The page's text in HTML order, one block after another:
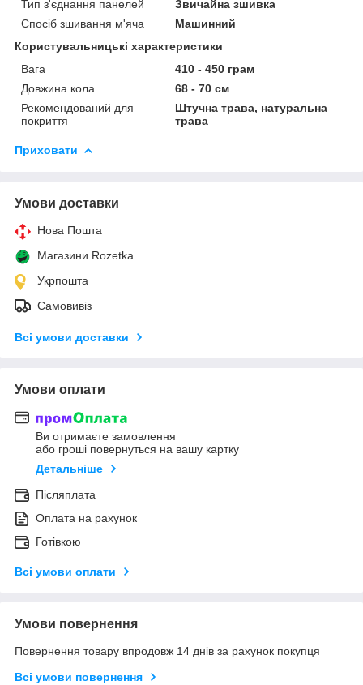
Тип з'єднання панелей
Звичайна зшивка
Спосіб зшивання м'яча
Машинний
Користувальницькі характеристики
Вага
410 - 450 грам
Довжина кола
68 - 70 см
Рекомендований для
покриття
Штучна трава, натуральна
трава
Приховати
Умови доставки
Нова Пошта
Магазини Rozetka
Укрпошта
Самовивіз
Всі умови доставки
Умови оплати
Ви отримаєте замовлення
або гроші повернуться на вашу картку
Детальніше
Післяплата
Оплата на рахунок
Готівкою
Всі умови оплати
Умови повернення
Повернення товару впродовж 14 днів за рахунок покупця
Всі умови повернення